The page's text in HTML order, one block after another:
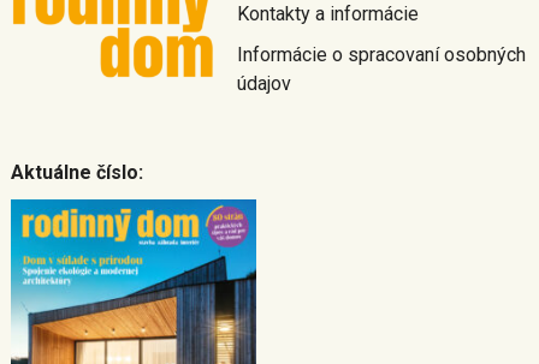
Kontakty a informácie
Informácie o spracovaní osobných
údajov
Aktuálne číslo: